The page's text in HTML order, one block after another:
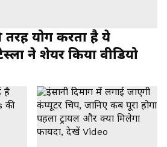
तरह योग करता है ये
ने शेयर किया वीडियो